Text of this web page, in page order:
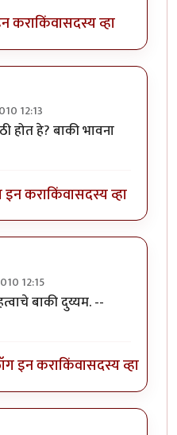
कराकिंवासदस्य व्हा
12:13
अवलिया
होत हे? बाकी भावना
इन कराकिंवासदस्य व्हा
12:15
byशानबा५१२
बाकी दुय्यम. --
इन कराकिंवासदस्य व्हा